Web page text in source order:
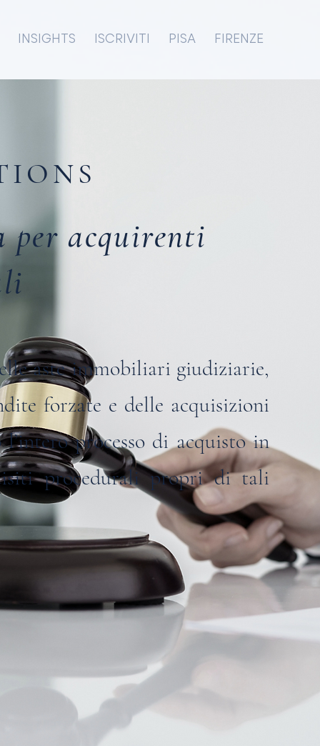
INSIGHTS ISCRIVITI PISA FIRENZE
acquirenti
aste immobiliari giudiziarie,
forzate e delle acquisizioni
processo di acquisto in
procedurali propri di tali